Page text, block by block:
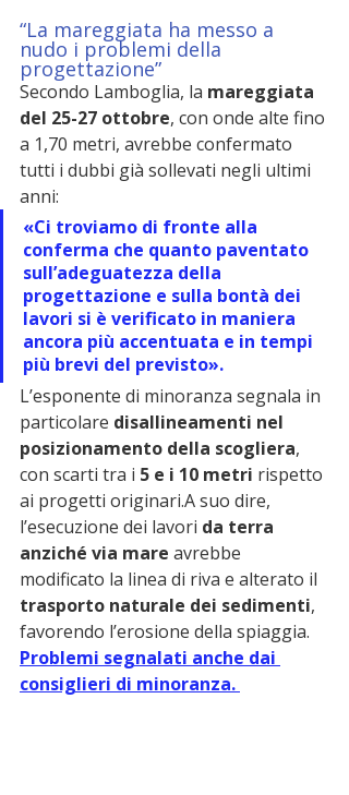
“La mareggiata ha messo a
nudo i problemi della
progettazione”
Secondo Lamboglia, la mareggiata
del 25-27 ottobre, con onde alte fino
a 1,70 metri, avrebbe confermato
tutti i dubbi già sollevati negli ultimi
anni:
«Ci troviamo di fronte alla
conferma che quanto paventato
sull’adeguatezza della
progettazione e sulla bontà dei
lavori si è verificato in maniera
ancora più accentuata e in tempi
più brevi del previsto».
L’esponente di minoranza segnala in
particolare disallineamenti nel
posizionamento della scogliera,
con scarti tra i 5 e i 10 metri rispetto
ai progetti originari.A suo dire,
l’esecuzione dei lavori da terra
anziché via mare avrebbe
modificato la linea di riva e alterato il
trasporto naturale dei sedimenti,
favorendo l’erosione della spiaggia.
Problemi segnalati anche dai
consiglieri di minoranza.